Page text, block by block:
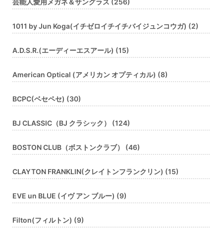
芸能人愛用メガネ＆サングラス (256)
1011 by Jun Koga(イチゼロイチイチバイジュンコウガ) (2)
A.D.S.R.(エーディーエスアール) (15)
American Optical (アメリカン オプティカル) (8)
BCPC(ベセペセ) (30)
BJ CLASSIC（BJ クラシック） (124)
BOSTON CLUB（ボストンクラブ） (46)
CLAYTON FRANKLIN(クレイトンフランクリン) (15)
EVE un BLUE (イヴ アン ブルー) (9)
Filton(フィルトン) (9)